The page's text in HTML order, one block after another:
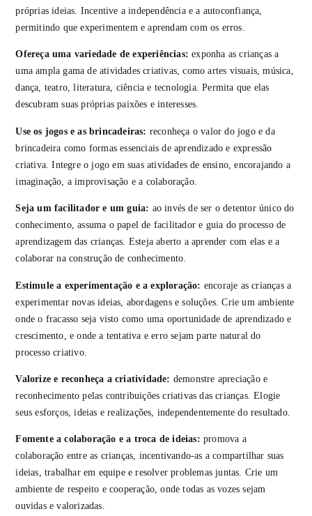
próprias ideias. Incentive a independência e a autoconfiança,
permitindo que experimentem e aprendam com os erros.
Ofereça uma variedade de experiências: exponha as crianças a
uma ampla gama de atividades criativas, como artes visuais, música,
dança, teatro, literatura, ciência e tecnologia. Permita que elas
descubram suas próprias paixões e interesses.
Use os jogos e as brincadeiras: reconheça o valor do jogo e da
brincadeira como formas essenciais de aprendizado e expressão
criativa. Integre o jogo em suas atividades de ensino, encorajando a
imaginação, a improvisação e a colaboração.
Seja um facilitador e um guia: ao invés de ser o detentor único do
conhecimento, assuma o papel de facilitador e guia do processo de
aprendizagem das crianças. Esteja aberto a aprender com elas e a
colaborar na construção de conhecimento.
Estimule a experimentação e a exploração: encoraje as crianças a
experimentar novas ideias, abordagens e soluções. Crie um ambiente
onde o fracasso seja visto como uma oportunidade de aprendizado e
crescimento, e onde a tentativa e erro sejam parte natural do
processo criativo.
Valorize e reconheça a criatividade: demonstre apreciação e
reconhecimento pelas contribuições criativas das crianças. Elogie
seus esforços, ideias e realizações, independentemente do resultado.
Fomente a colaboração e a troca de ideias: promova a
colaboração entre as crianças, incentivando-as a compartilhar suas
ideias, trabalhar em equipe e resolver problemas juntas. Crie um
ambiente de respeito e cooperação, onde todas as vozes sejam
ouvidas e valorizadas.